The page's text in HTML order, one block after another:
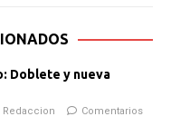
Doblete y nueva
Redaccion
Comentarios